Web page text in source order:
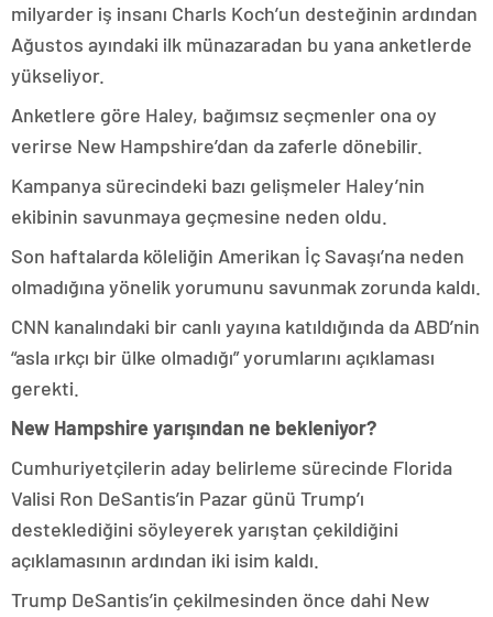
milyarder iş insanı Charls Koch’un desteğinin ardından
Ağustos ayındaki ilk münazaradan bu yana anketlerde
yükseliyor.
Anketlere göre Haley, bağımsız seçmenler ona oy
verirse New Hampshire’dan da zaferle dönebilir.
Kampanya sürecindeki bazı gelişmeler Haley’nin
ekibinin savunmaya geçmesine neden oldu.
Son haftalarda köleliğin Amerikan İç Savaşı’na neden
olmadığına yönelik yorumunu savunmak zorunda kaldı.
CNN kanalındaki bir canlı yayına katıldığında da ABD’nin
“asla ırkçı bir ülke olmadığı” yorumlarını açıklaması
gerekti.
New Hampshire yarışından ne bekleniyor?
Cumhuriyetçilerin aday belirleme sürecinde Florida
Valisi Ron DeSantis’in Pazar günü Trump’ı
desteklediğini söyleyerek yarıştan çekildiğini
açıklamasının ardından iki isim kaldı.
Trump DeSantis’in çekilmesinden önce dahi New